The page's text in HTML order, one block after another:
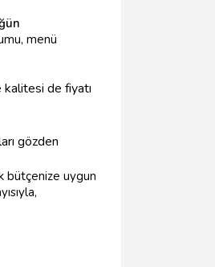
menü
de fiyatı
gözden
bütçenize uygun